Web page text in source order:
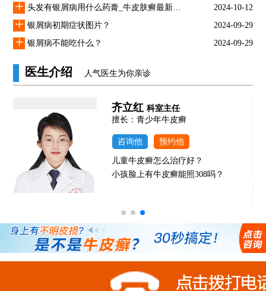
+ 2024-10-12
+ 银屑病初期症状图片？ 2024-09-29
+ 银屑病不能吃什么？ 2024-09-29
医生介绍 人气医生为你亲诊
齐立红 科室主任
擅长：青少年牛皮癣
咨询他 预约他
儿童牛皮癣怎么治疗好？
小孩脸上有牛皮癣能照308吗？